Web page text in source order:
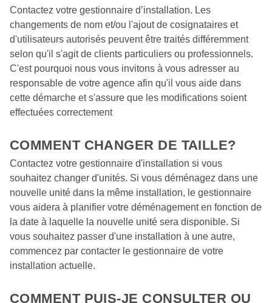
Contactez votre gestionnaire d’installation. Les
changements de nom et/ou l'ajout de cosignataires et
d'utilisateurs autorisés peuvent être traités différemment
selon qu'il s'agit de clients particuliers ou professionnels.
C'est pourquoi nous vous invitons à vous adresser au
responsable de votre agence afin qu'il vous aide dans
cette démarche et s'assure que les modifications soient
effectuées correctement
COMMENT CHANGER DE TAILLE?
Contactez votre gestionnaire d'installation si vous
souhaitez changer d'unités. Si vous déménagez dans une
nouvelle unité dans la même installation, le gestionnaire
vous aidera à planifier votre déménagement en fonction de
la date à laquelle la nouvelle unité sera disponible. Si
vous souhaitez passer d'une installation à une autre,
commencez par contacter le gestionnaire de votre
installation actuelle.
COMMENT PUIS-JE CONSULTER OU